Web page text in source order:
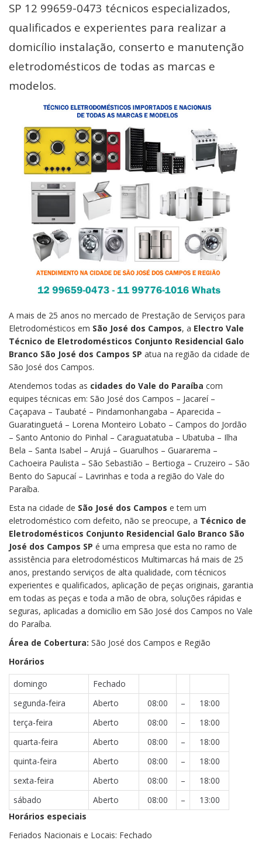
SP 12 99659-0473 técnicos especializados,
qualificados e experientes para realizar a
domicílio instalação, conserto e manutenção
eletrodomésticos de todas as marcas e
modelos.
A mais de 25 anos no mercado de Prestação de Serviços para
Eletrodomésticos em São José dos Campos, a Electro Vale
Técnico de Eletrodomésticos Conjunto Residencial Galo
Branco São José dos Campos SP atua na região da cidade de
São José dos Campos.
Atendemos todas as cidades do Vale do Paraíba com
equipes técnicas em: São José dos Campos – Jacareí –
Caçapava – Taubaté – Pindamonhangaba – Aparecida –
Guaratinguetá – Lorena Monteiro Lobato – Campos do Jordão
– Santo Antonio do Pinhal – Caraguatatuba – Ubatuba – Ilha
Bela – Santa Isabel – Arujá – Guarulhos – Guararema –
Cachoeira Paulista – São Sebastião – Bertioga – Cruzeiro – São
Bento do Sapucaí – Lavrinhas e toda a região do Vale do
Paraíba.
Esta na cidade de São José dos Campos e tem um
eletrodoméstico com defeito, não se preocupe, a Técnico de
Eletrodomésticos Conjunto Residencial Galo Branco São
José dos Campos SP é uma empresa que esta no ramo de
assistência para eletrodomésticos Multimarcas há mais de 25
anos, prestando serviços de alta qualidade, com técnicos
experientes e qualificados, aplicação de peças originais, garantia
em todas as peças e toda a mão de obra, soluções rápidas e
seguras, aplicadas a domicílio em São José dos Campos no Vale
do Paraíba.
Área de Cobertura: São José dos Campos e Região
Horários
domingo
Fechado
segunda-feira
Aberto 08:00 –
18:00
terça-feira
Aberto 08:00 –
18:00
quarta-feira
Aberto 08:00 –
18:00
quinta-feira
Aberto 08:00 –
18:00
sexta-feira
Aberto 08:00 –
18:00
sábado
Aberto 08:00 –
13:00
Horários especiais
Feriados Nacionais e Locais: Fechado